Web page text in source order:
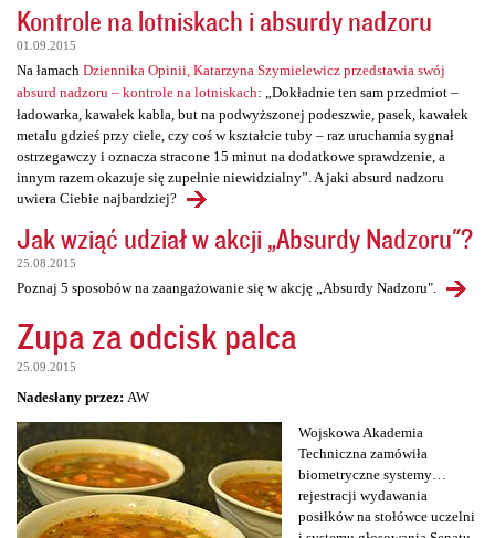
Kontrole na lotniskach i absurdy nadzoru
01.09.2015
Na łamach Dziennika Opinii, Katarzyna Szymielewicz przedstawia swój
absurd nadzoru – kontrole na lotniskach: „Dokładnie ten sam przedmiot –
ładowarka, kawałek kabla, but na podwyższonej podeszwie, pasek, kawałek
metalu gdzieś przy ciele, czy coś w kształcie tuby – raz uruchamia sygnał
ostrzegawczy i oznacza stracone 15 minut na dodatkowe sprawdzenie, a
innym razem okazuje się zupełnie niewidzialny”. A jaki absurd nadzoru
uwiera Ciebie najbardziej?
Jak wziąć udział w akcji „Absurdy Nadzoru"?
25.08.2015
Poznaj 5 sposobów na zaangażowanie się w akcję „Absurdy Nadzoru".
Zupa za odcisk palca
25.09.2015
Nadesłany przez: AW
Wojskowa Akademia
Techniczna zamówiła
biometryczne systemy…
rejestracji wydawania
posiłków na stołówce uczelni